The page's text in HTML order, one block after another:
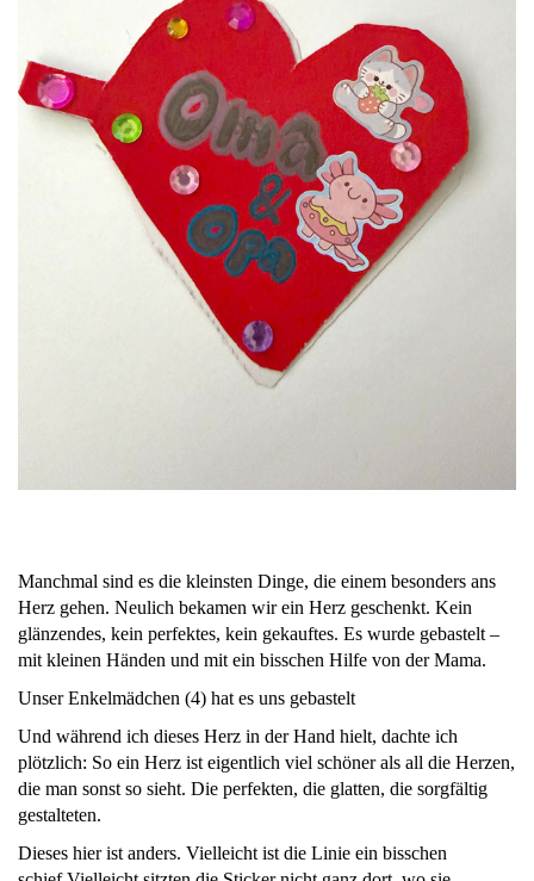
Manchmal sind es die kleinsten Dinge, die einem besonders ans
Herz gehen. Neulich bekamen wir ein Herz geschenkt. Kein
glänzendes, kein perfektes, kein gekauftes. Es wurde gebastelt –
mit kleinen Händen und mit ein bisschen Hilfe von der Mama.
Unser Enkelmädchen (4) hat es uns gebastelt
Und während ich dieses Herz in der Hand hielt, dachte ich
plötzlich: So ein Herz ist eigentlich viel schöner als all die Herzen,
die man sonst so sieht. Die perfekten, die glatten, die sorgfältig
gestalteten.
Dieses hier ist anders. Vielleicht ist die Linie ein bisschen